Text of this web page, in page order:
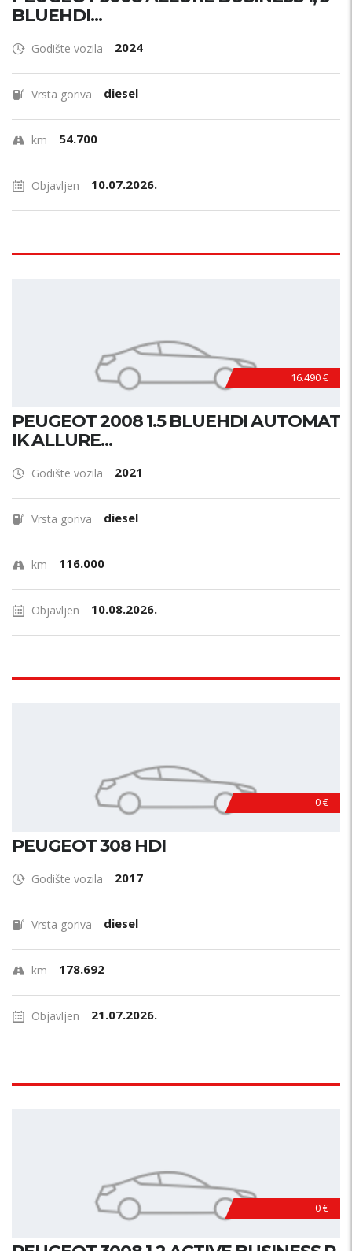
BLUEHDI...
Godište vozila 2024
Vrsta goriva diesel
km 54.700
Objavljen 10.07.2026.
16.490 €
PEUGEOT 2008 1.5 BLUEHDI AUTOMAT
IK ALLURE...
Godište vozila 2021
Vrsta goriva diesel
km 116.000
Objavljen 10.08.2026.
0 €
PEUGEOT 308 HDI
Godište vozila 2017
Vrsta goriva diesel
km 178.692
Objavljen 21.07.2026.
0 €